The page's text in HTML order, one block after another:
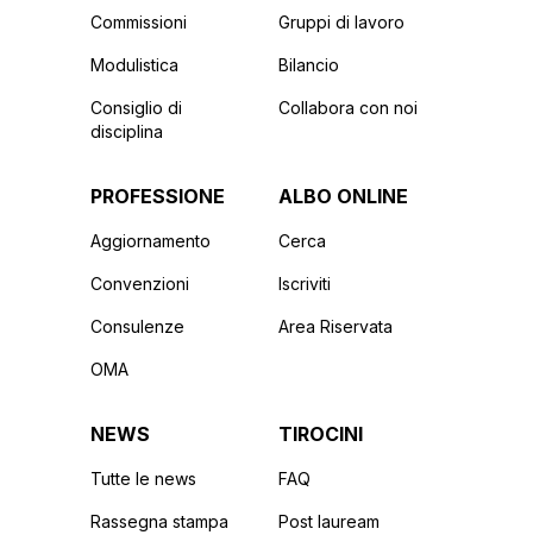
Commissioni
Modulistica
Consiglio di
disciplina
Gruppi di lavoro
Bilancio
Collabora con noi
PROFESSIONE
Aggiornamento
Convenzioni
Consulenze
OMA
ALBO ONLINE
Cerca
Iscriviti
Area Riservata
NEWS
Tutte le news
Rassegna stampa
TIROCINI
FAQ
Post lauream